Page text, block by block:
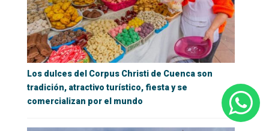
Los dulces del Corpus Christi de Cuenca son
tradición, atractivo turístico, fiesta y se
comercializan por el mundo